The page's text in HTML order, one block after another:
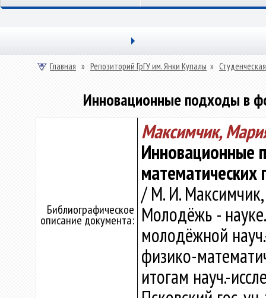
Главная » Репозиторий ГрГУ им. Янки Купалы »
Инновационные подходы в
Библиографическое
описание документа:
Максимчик,
Инновационные
математических
/ М. И.
Молодёжь -
молодёжной
физико-
итогам науч.-